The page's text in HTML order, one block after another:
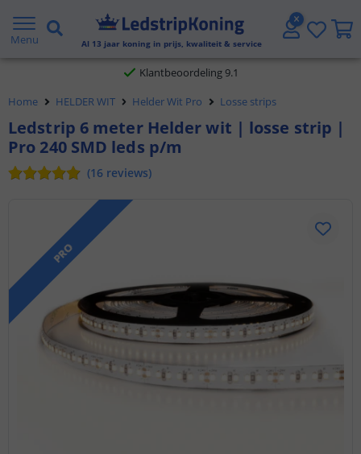
Menu Al 13 jaar koning in prijs, kwaliteit & service
Gratis verzending vanaf € 20,- NL en BE
Klantbeoordeling 9.1
Voor 23:45 uur besteld, morgen in huis
Home HELDER WIT Helder Wit Pro Losse strips
Ledstrip 6 meter Helder wit | losse strip |
Pro 240 SMD leds p/m
(16 reviews)
PRO